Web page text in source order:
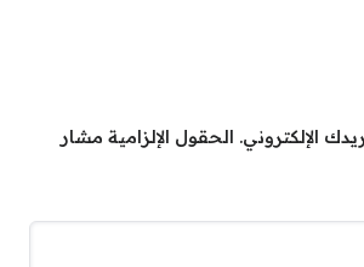
الإلكتروني. الحقول الإلزامية مشار